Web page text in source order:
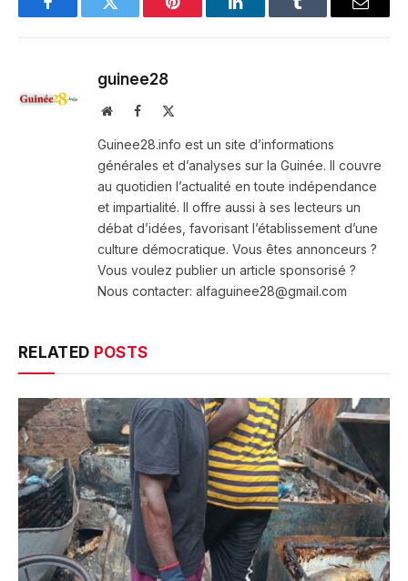
FacebookTwitter Pinterest LinkedInTumblr Email
guinee28
WebsiteFacebook
Guinee28.info est un site d’informations
générales et d’analyses sur la Guinée. Il couvre
au quotidien l’actualité en toute indépendance
et impartialité. Il offre aussi à ses lecteurs un
débat d’idées, favorisant l’établissement d’une
culture démocratique. Vous êtes annonceurs ?
Vous voulez publier un article sponsorisé ?
Nous contacter: alfaguinee28@gmail.com
RELATED POSTS